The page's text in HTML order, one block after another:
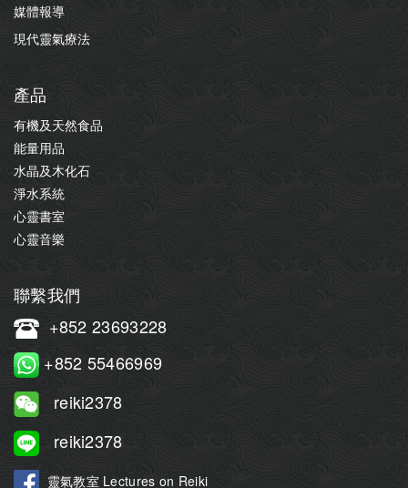
媒體報導
現代靈氣療法
產品
有機及天然食品
能量用品
水晶及木化石
淨水系統
心靈書室
心靈音樂
聯繫我們
+852 23693228
+852 55466969
reiki2378
reiki2378
靈氣教室 Lectures on Reiki